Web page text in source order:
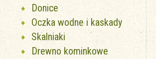
Donice
Oczka wodne i kaskady
Skalniaki
Drewno kominkowe